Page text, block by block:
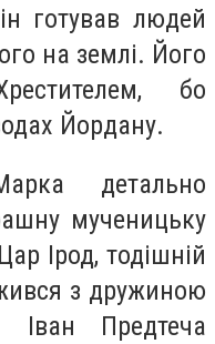
готував людей
на землі. Його
бо
Йордану.
детально
мученицьку
Ірод, тодішній
з дружиною
Предтеча